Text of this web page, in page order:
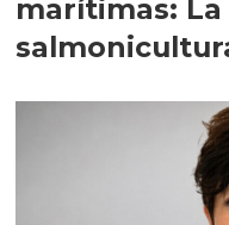
marítimas: